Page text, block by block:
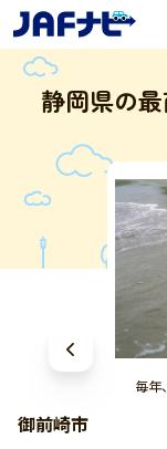
静岡県の
毎年
御前崎市